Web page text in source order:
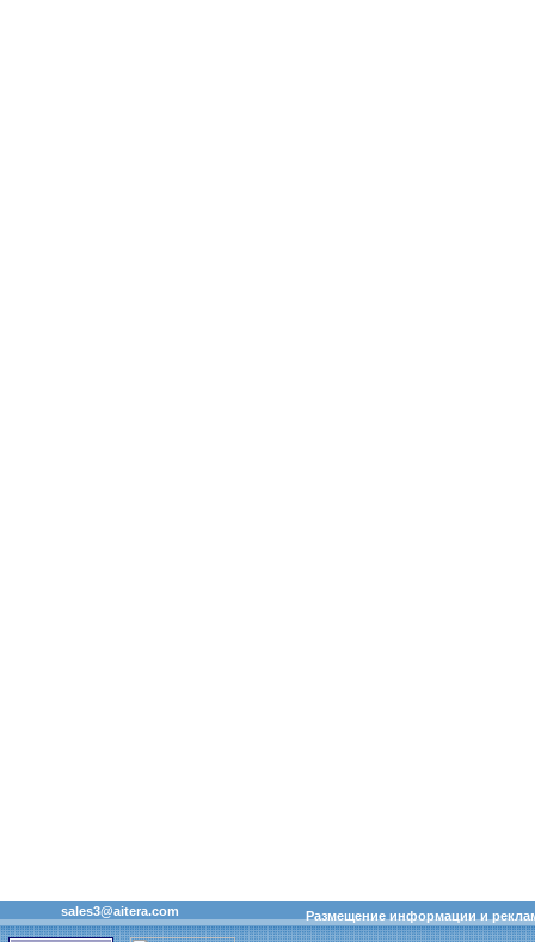
sales3@aitera.com Размещение информации и